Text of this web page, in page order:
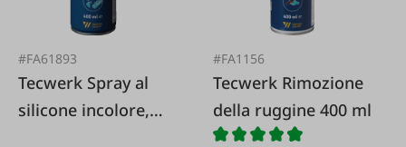
#FA61893
Tecwerk Spray al
silicone incolore,
#FA1156
Tecwerk Rimozione
della ruggine 400 ml